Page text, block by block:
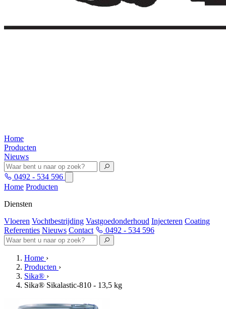
Home
Producten
Nieuws
0492 - 534 596
Home Producten
Diensten
Vloeren Vochtbestrijding Vastgoedonderhoud Injecteren Coating
Referenties Nieuws Contact 0492 - 534 596
Home ›
Producten ›
Sika® ›
Sika® Sikalastic-810 - 13,5 kg